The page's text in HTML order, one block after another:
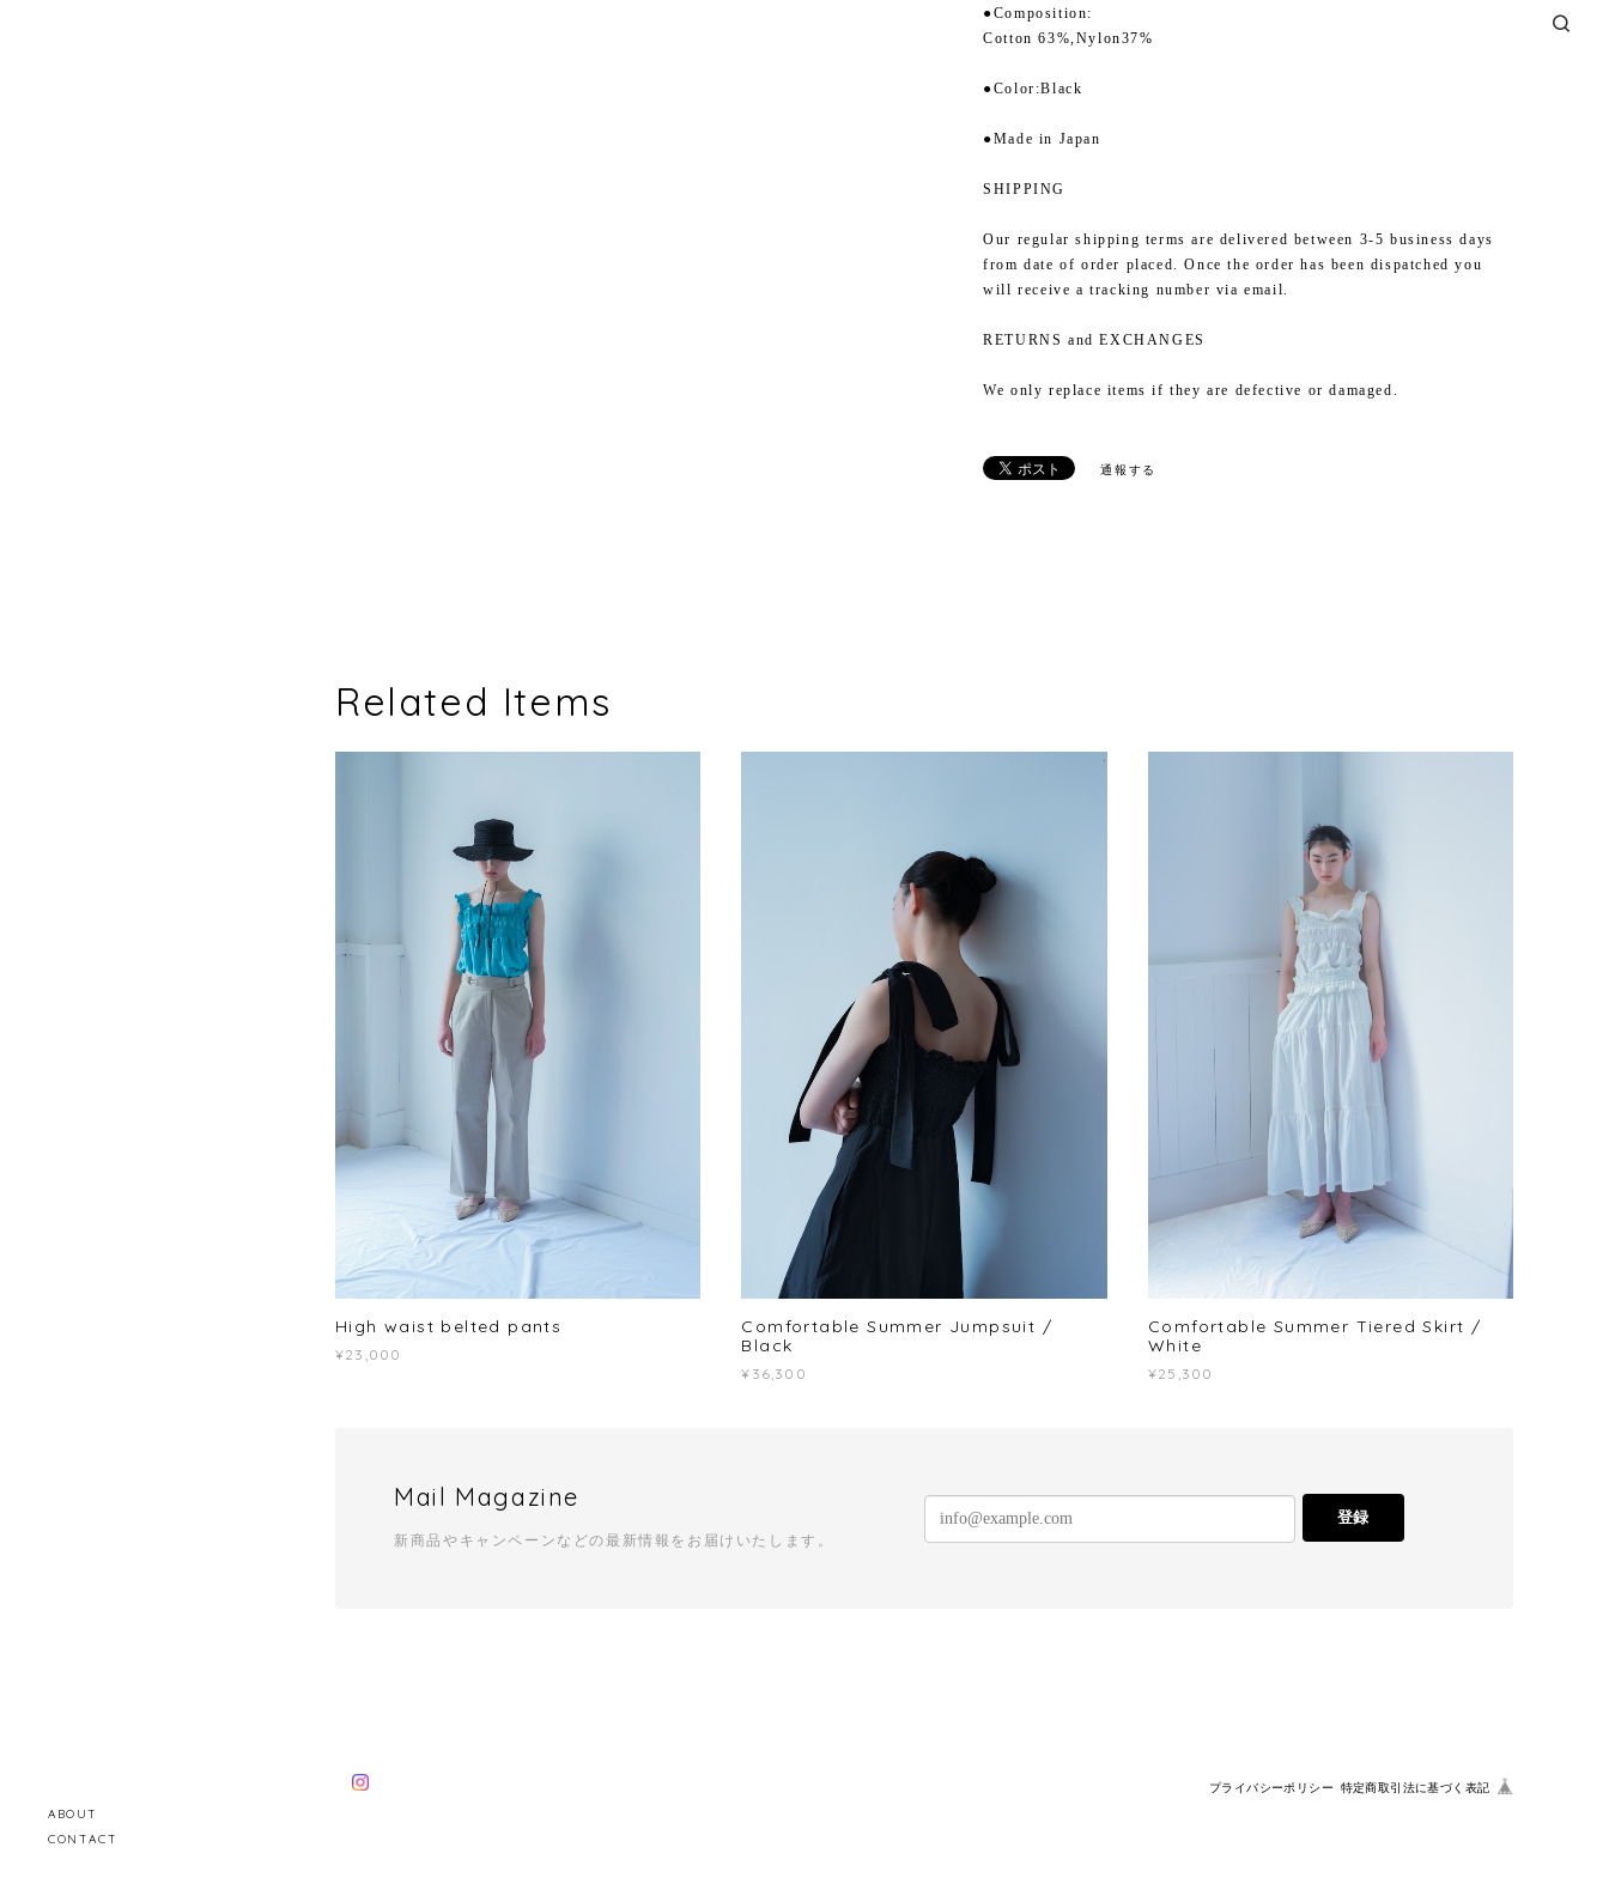
ABOUT
CONTACT
●Composition:
Cotton 63%,Nylon37%
●Color:Black
●Made in Japan
SHIPPING
Our regular shipping terms are delivered between 3-5 business days
from date of order placed. Once the order has been dispatched you
will receive a tracking number via email.
RETURNS and EXCHANGES
We only replace items if they are defective or damaged.
通報する
Related Items
High waist belted pants
¥23,000
Comfortable Summer Jumpsuit /
Black
¥36,300
Comfortable Summer Tiered Skirt /
White
¥25,300
Mail Magazine
新商品やキャンペーンなどの最新情報をお届けいたします。
登録
プライバシーポリシー 特定商取引法に基づく表記